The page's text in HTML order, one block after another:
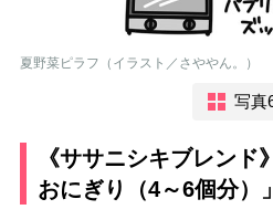
夏野菜ピラフ（イラスト／さややん。）
写真
《ササニシキブレンド
おにぎり（4～6個分）